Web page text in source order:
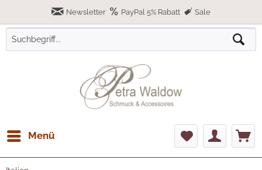
Newsletter PayPal 5% Rabatt Sale
Menü